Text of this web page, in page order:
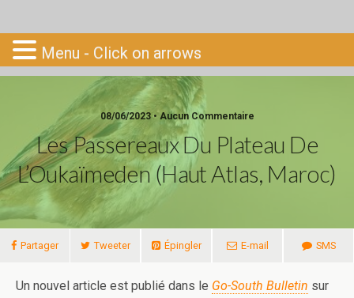
Go-South
08/06/2023 • Aucun Commentaire
Les Passereaux Du Plateau De
L’Oukaïmeden (Haut Atlas, Maroc)
Partager Tweeter Épingler E-mail SMS
Un nouvel article est publié dans le Go-South Bulletin sur
Menu - Click on arrows